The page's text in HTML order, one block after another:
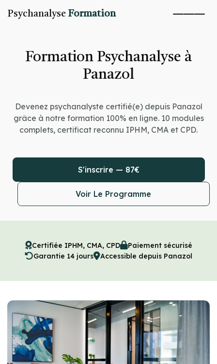
Psychanalyse Formation
Formation Psychanalyse à
Panazol
Devenez psychanalyste certifié(e) depuis Panazol
grâce à notre formation 100% en ligne. 10 modules
complets, certificat reconnu IPHM, CMA et CPD.
S'inscrire — 87€
Voir Le Programme
Certifiée IPHM, CMA, CPD
Paiement sécurisé
Garantie 14 jours
Accessible depuis Panazol